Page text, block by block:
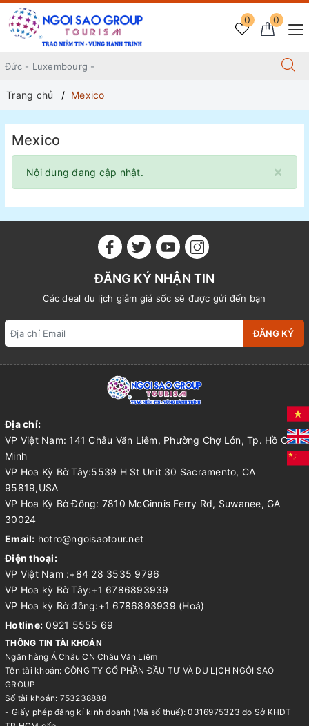
0
0
Trang chủ Mexico
Mexico
×
Nội dung đang cập nhật.
ĐĂNG KÝ NHẬN TIN
Các deal du lịch giảm giá sốc sẽ được gửi đến bạn
ĐĂNG KÝ
Địa chỉ:
VP Việt Nam: 141 Châu Văn Liêm, Phường Chợ Lớn, Tp. Hồ Chí
Minh
VP Hoa Kỳ Bờ Tây:5539 H St Unit 30 Sacramento, CA
95819,USA
VP Hoa Kỳ Bờ Đông: 7810 McGinnis Ferry Rd, Suwanee, GA
30024
Email: hotro@ngoisaotour.net
Điện thoại:
VP Việt Nam :+84 28 3535 9796
VP Hoa kỳ Bờ Tây:+1 6786893939
VP Hoa kỳ Bờ đông:+1 6786893939 (Hoá)
Hotline: 0921 5555 69
THÔNG TIN TÀI KHOẢN
Ngân hàng Á Châu CN Châu Văn Liêm
Tên tài khoản: CÔNG TY CỔ PHẦN ĐẦU TƯ VÀ DU LỊCH NGÔI SAO
GROUP
Số tài khoản: 753238888
- Giấy phép đăng kí kinh doanh (Mã số thuế): 0316975323 do Sở KHĐT